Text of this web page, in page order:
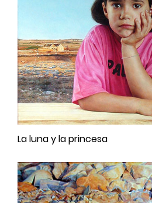
La luna y la princesa